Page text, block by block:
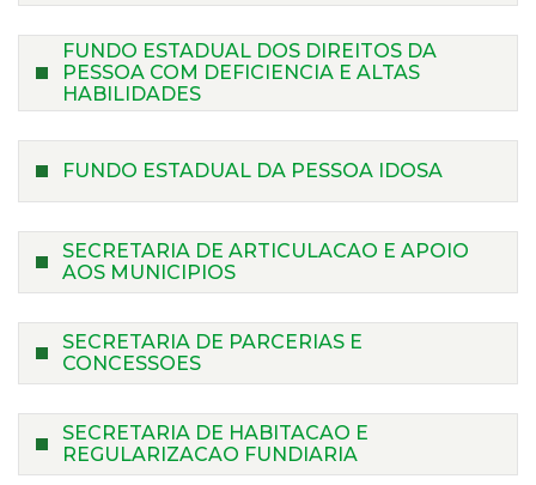
FUNDO ESTADUAL DOS DIREITOS DA
PESSOA COM DEFICIENCIA E ALTAS
HABILIDADES
FUNDO ESTADUAL DA PESSOA IDOSA
SECRETARIA DE ARTICULACAO E APOIO
AOS MUNICIPIOS
SECRETARIA DE PARCERIAS E
CONCESSOES
SECRETARIA DE HABITACAO E
REGULARIZACAO FUNDIARIA